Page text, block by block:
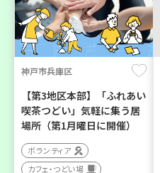
神戸市兵庫区
【第3地区本部】「ふれあい
喫茶つどい」気軽に集う居
場所（第1月曜日に開催）
ボランティア
カフェ・つどい場